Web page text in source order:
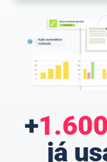
+1.600
já